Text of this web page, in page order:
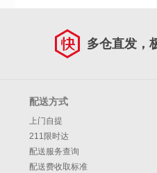
多仓直发，
配送方式
上门自提
211限时达
配送服务查询
配送费收取标准